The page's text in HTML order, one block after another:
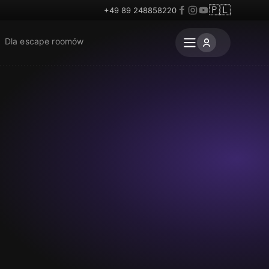
+49 89 248858220 🇵🇱
Dla escape roomów